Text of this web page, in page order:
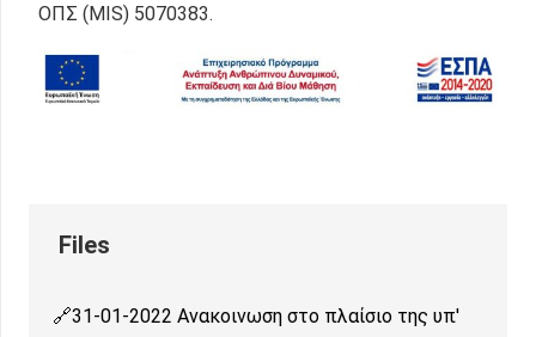
ΟΠΣ (MIS) 5070383.
31-01-2022 Ανακοινωση στο πλαίσιο της υπ'